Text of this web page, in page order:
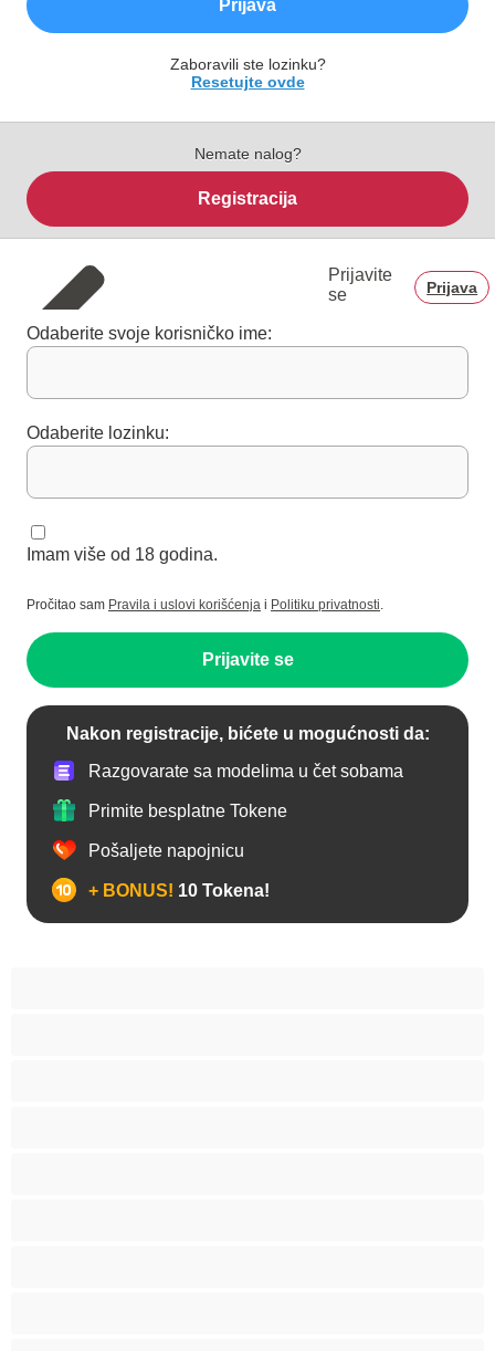
Prijava
Zaboravili ste lozinku?
Resetujte ovde
Nemate nalog?
Registracija
Prijavite
se
Prijava
Odaberite svoje korisničko ime:
Odaberite lozinku:
Imam više od 18 godina.
Pročitao sam Pravila i uslovi korišćenja i Politiku privatnosti.
Prijavite se
Nakon registracije, bićete u mogućnosti da:
Razgovarate sa modelima u čet sobama
Primite besplatne Tokene
Pošaljete napojnicu
+ BONUS! 10 Tokena!